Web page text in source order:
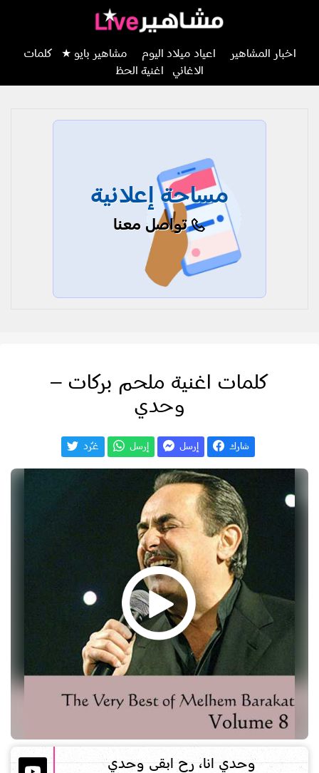
اخبار المشاهير اعياد ميلاد اليوم مشاهير بايو ★
كلمات
الاغاني
اغنية الحظ
مساحة إعلانية
تواصل معنا
كلمات اغنية ملحم بركات –
وحدي
شارك إرسل إرسل غـّرد
وحدي انا، رح ابقى وحدي